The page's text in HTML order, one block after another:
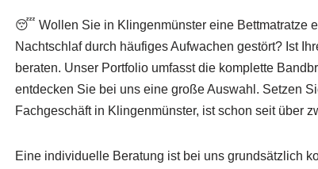
😴 Wollen Sie in Klingenmünster eine Bettmatratze
Nachtschlaf durch häufiges Aufwachen gestört? Ist
beraten. Unser Portfolio umfasst die komplette
entdecken Sie bei uns eine große Auswahl. Setzen
Fachgeschäft in Klingenmünster, ist schon seit über
Eine individuelle Beratung ist bei uns grundsätzlich